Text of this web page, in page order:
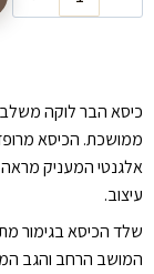
כיסא הבר לוקה משלב
ממושכת. הכיסא מרופד
אלגנטי המעניק מראה
עיצוב.
שלד הכיסא בגימור
המושב הרחב והגב
של